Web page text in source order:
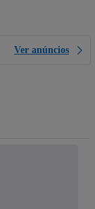
Ver anúncios